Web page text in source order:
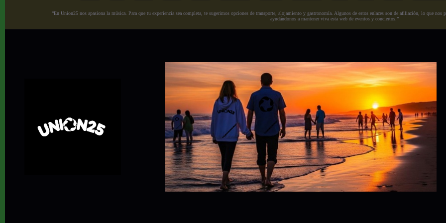
“En Union25 nos apasiona la música. Para que tu experiencia sea completa, te sugerimos opciones de transporte, alojamiento y gastronomía. Algunos de estos enlaces son de afiliación, lo que nos
ayudándonos a mantener viva esta web de eventos y conciertos.”